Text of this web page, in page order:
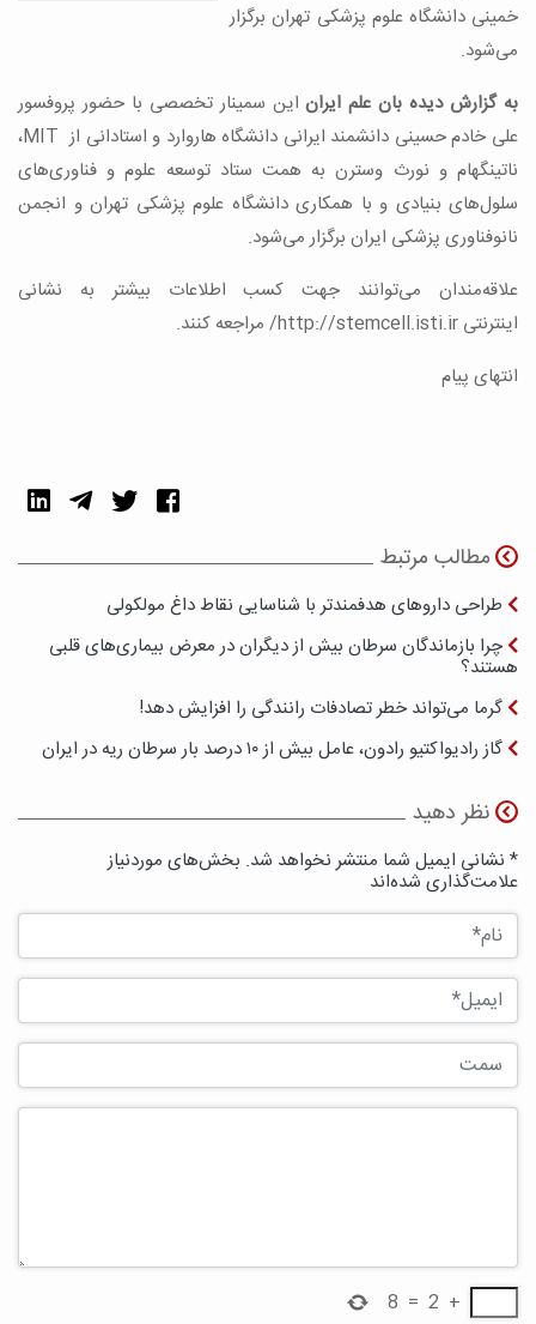
خمینی دانشگاه علوم پزشکی تهران برگزار
می‌شود.
به گزارش دیده بان علم ایراناین سمینار تخصصی با حضور پروفسور
علی خادم حسینی دانشمند ایرانی دانشگاه هاروارد و استادانی از MIT،
ناتینگهام و نورث وسترن به همت ستاد توسعه علوم و فناوری‌های
سلول‌های بنیادی و با همکاری دانشگاه علوم پزشکی تهران و انجمن
نانوفناوری پزشکی ایران برگزار می‌شود.
علاقه‌مندان می‌توانند جهت کسب اطلاعات بیشتر به نشانی
اینترنتی http://stemcell.isti.ir/ مراجعه کنند.
انتهای پیام
مطالب مرتبط
طراحی داروهای هدفمندتر با شناسایی نقاط داغ مولکولی
چرا بازماندگان سرطان بیش از دیگران در معرض بیماری‌های قلبی
هستند؟
گرما می‌تواند خطر تصادفات رانندگی را افزایش دهد!
گاز رادیواکتیو رادون، عامل بیش از ۱۰ درصد بار سرطان ریه در ایران
نظر دهید
* نشانی ایمیل شما منتشر نخواهد شد. بخش‌های موردنیاز
علامت‌گذاری شده‌اند
+
2
=
8